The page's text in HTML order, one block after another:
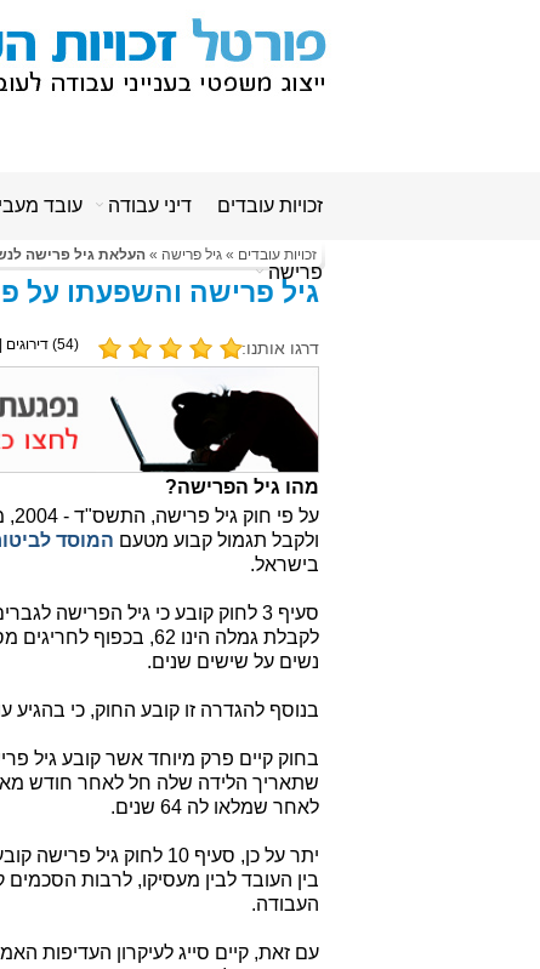
זכויות עובדים דיני עבודה עובד
פרישה
זכויות עובדים » גיל פרישה » העלאת גיל פרישה
גיל פרישה והשפעתו על
דרגו אותנו: (
54
)
מהו גיל הפרישה?
ולקבל תגמול קבוע מטעם המוסד
בישראל.
לקבלת גמלה הינו 62,
נשים על שישים שנים.
בנוסף להגדרה זו קובע החוק, כי בהגיע עובד לגיל 67 ניתן לכפות עליו פרישה,
בחוק קיים פרק מיוחד אשר קובע גיל
לאחר שמלאו לה 64 שנים.
יתר על כן, סעיף 10 לחוק גיל פרישה קובע עדיפות להוראות החוק על פני כל
בין העובד לבין מעסיקו, לרבות
העבודה.
עם זאת, קיים סייג לעיקרון העדיפות